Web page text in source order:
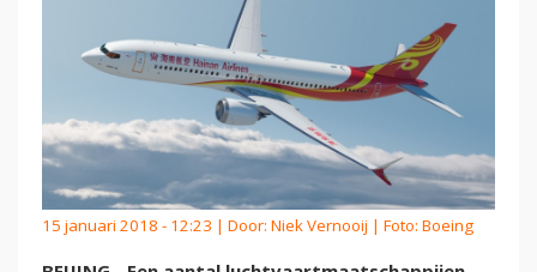
15 januari 2018 - 12:23 | Door: Niek Vernooij | Foto: Boeing